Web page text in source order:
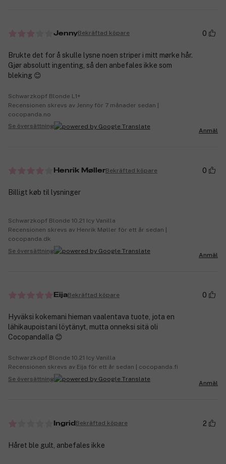
JennyBekräftad köpare 0
Brukte det for å skulle lysne noen striper i mitt mørke hår.
Gjør absolutt ingenting, så den anbefales ikke som
bleking 😊
Schwarzkopf Blonde L1+
Recensionen skrevs av Jenny för 7 månader sedan |
cocopanda.no
Se översättning
Anmäl
Henrik MøllerBekräftad köpare 0
Billigt køb til lysninger
Schwarzkopf Blonde 10.21 Icy Vanilla
Recensionen skrevs av Henrik Møller för ett år sedan |
cocopanda.dk
Se översättning
Anmäl
EijaBekräftad köpare 0
Hyväksi kokemani hieman vaalentava tuote, jota en
lähikaupoistani löytänyt, mutta onneksi sitä oli
Cocopandalla 😊
Schwarzkopf Blonde 10.21 Icy Vanilla
Recensionen skrevs av Eija för ett år sedan | cocopanda.fi
Se översättning
Anmäl
Ingrid Bekräftad köpare 2
Håret ble gult, anbefales ikke